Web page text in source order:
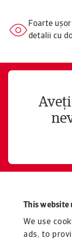
This
We use
ads, to
Foarte
detalii cu